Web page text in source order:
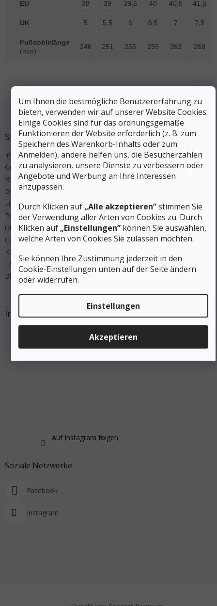
Um Ihnen die bestmögliche Benutzererfahrung zu
bieten, verwenden wir auf unserer Website Cookies.
Einige Cookies sind für das ordnungsgemäße
Funktionieren der Website erforderlich (z. B. zum
Speichern des Warenkorb-Inhalts oder zum
Anmelden), andere helfen uns, die Besucherzahlen
zu analysieren, unsere Dienste zu verbessern oder
Angebote und Werbung an Ihre Interessen
anzupassen.
Durch Klicken auf „Alle akzeptieren”stimmen Sie
der Verwendung aller Arten von Cookies zu. Durch
Klicken auf „Einstellungen” können Sie auswählen,
welche Arten von Cookies Sie zulassen möchten.
Sie können Ihre Zustimmung jederzeit in den
Cookie-Einstellungen unten auf der Seite ändern
oder widerrufen.
Einstellungen
Akzeptieren
EU 38 39 39,5 40 40,5 41,5
UK 5 5,5 6 6,5 7 7,5
Fußsohlelänge
(mm)
246 251 255 259 263 268
Fußzeile
SERVICE
Impressum
Geschäftsbedingungen
Rücksendung
Datenschutz
Lieferung und Zahlung
Regeln Wettbewerbe
Über uns
Cookies
KONTAKT
FAQ
Blog
Instagram
Auf Instagram folgen
Soziale Netzwerke
Facebook
Instagram